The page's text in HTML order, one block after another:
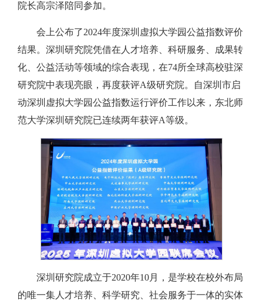
院长高宗泽陪同参加。
会上公布了2024年度深圳虚拟大学园公益指数评价
结果。深圳研究院凭借在人才培养、科研服务、成果转
化、公益活动等领域的综合表现，在74所全球高校驻深
研究院中表现亮眼，再度获评A级研究院。自深圳市启
动深圳虚拟大学园公益指数运行评价工作以来，东北师
范大学深圳研究院已连续两年获评A等级。
深圳研究院成立于2020年10月，是学校在校外布局
的唯一集人才培养、科学研究、社会服务于一体的实体